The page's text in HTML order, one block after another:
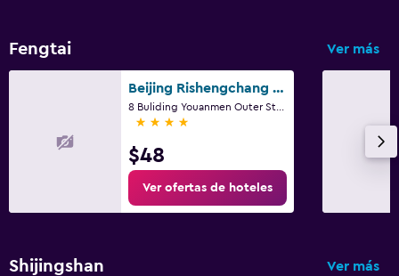
Fengtai Ver más
Beijing Rishengchang Hotel
4 estrellas
$48
Ver ofertas de hoteles
Shijingshan Ver más